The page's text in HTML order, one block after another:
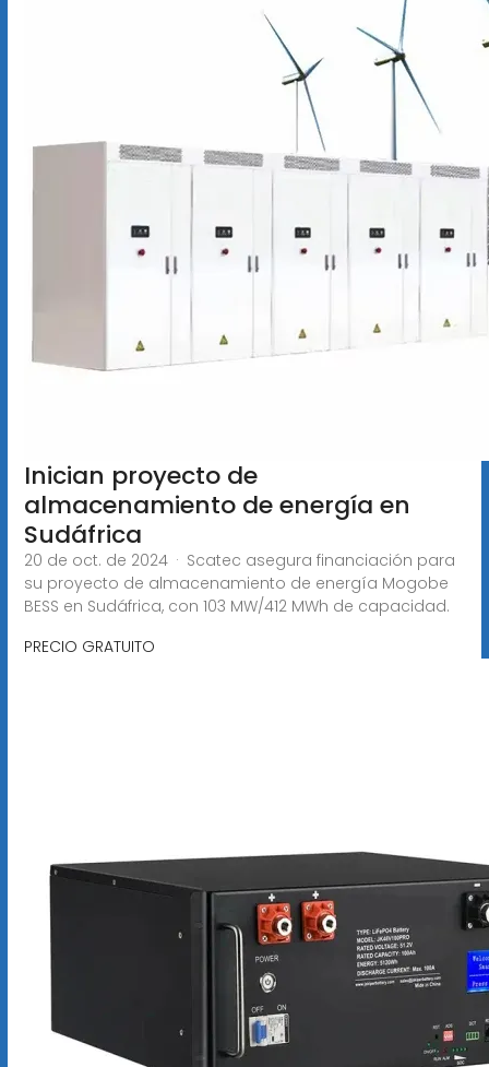
Inician proyecto de
almacenamiento de energía en
Sudáfrica
20 de oct. de 2024 · Scatec asegura financiación para
su proyecto de almacenamiento de energía Mogobe
BESS en Sudáfrica, con 103 MW/412 MWh de capacidad.
PRECIO GRATUITO